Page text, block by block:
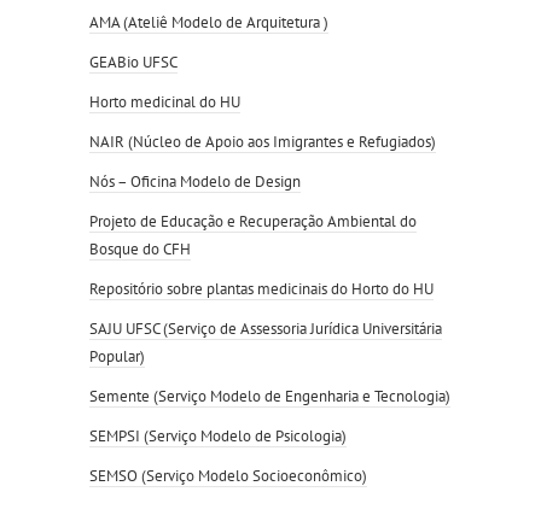
AMA (Ateliê Modelo de Arquitetura )
GEABio UFSC
Horto medicinal do HU
NAIR (Núcleo de Apoio aos Imigrantes e Refugiados)
Nós – Oficina Modelo de Design
Projeto de Educação e Recuperação Ambiental do
Bosque do CFH
Repositório sobre plantas medicinais do Horto do HU
SAJU UFSC (Serviço de Assessoria Jurídica Universitária
Popular)
Semente (Serviço Modelo de Engenharia e Tecnologia)
SEMPSI (Serviço Modelo de Psicologia)
SEMSO (Serviço Modelo Socioeconômico)